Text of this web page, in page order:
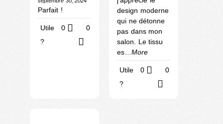
Parfait !
Utile
?
0 0
design moderne
qui ne détonne
pas dans mon
salon. Le tissu
es
...More
Utile
?
0 0